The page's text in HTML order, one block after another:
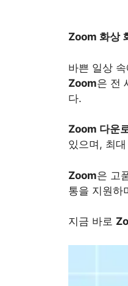
Zoom 화상
바쁜 일상
Zoom은 전
다.
Zoom 다운
있으며, 최
Zoom은 고
통을 지원하
지금 바로